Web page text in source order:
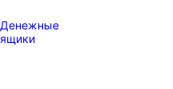
Денежные
ящики